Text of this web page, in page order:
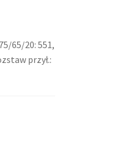
65/20: 551,
przył.: